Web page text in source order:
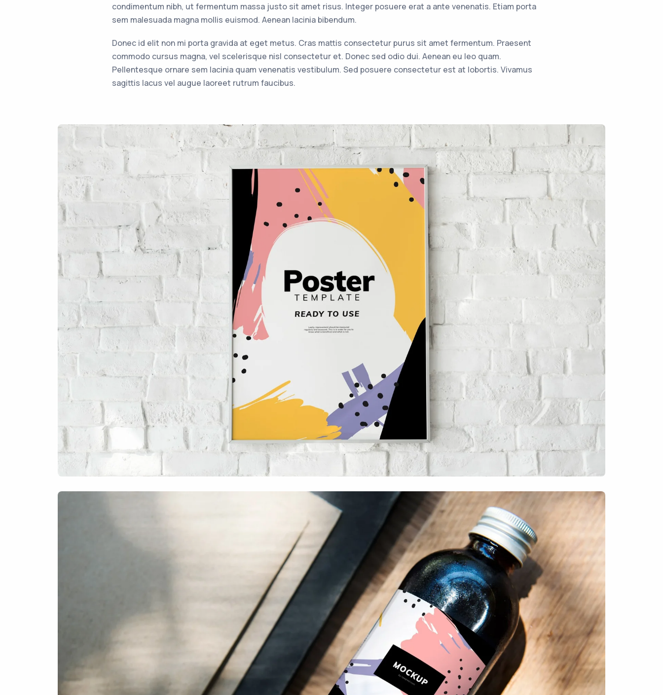
condimentum nibh, ut fermentum massa justo sit amet risus. Integer posuere erat a ante venenatis. Etiam porta
sem malesuada magna mollis euismod. Aenean lacinia bibendum.
Donec id elit non mi porta gravida at eget metus. Cras mattis consectetur purus sit amet fermentum. Praesent
commodo cursus magna, vel scelerisque nisl consectetur et. Donec sed odio dui. Aenean eu leo quam.
Pellentesque ornare sem lacinia quam venenatis vestibulum. Sed posuere consectetur est at lobortis. Vivamus
sagittis lacus vel augue laoreet rutrum faucibus.